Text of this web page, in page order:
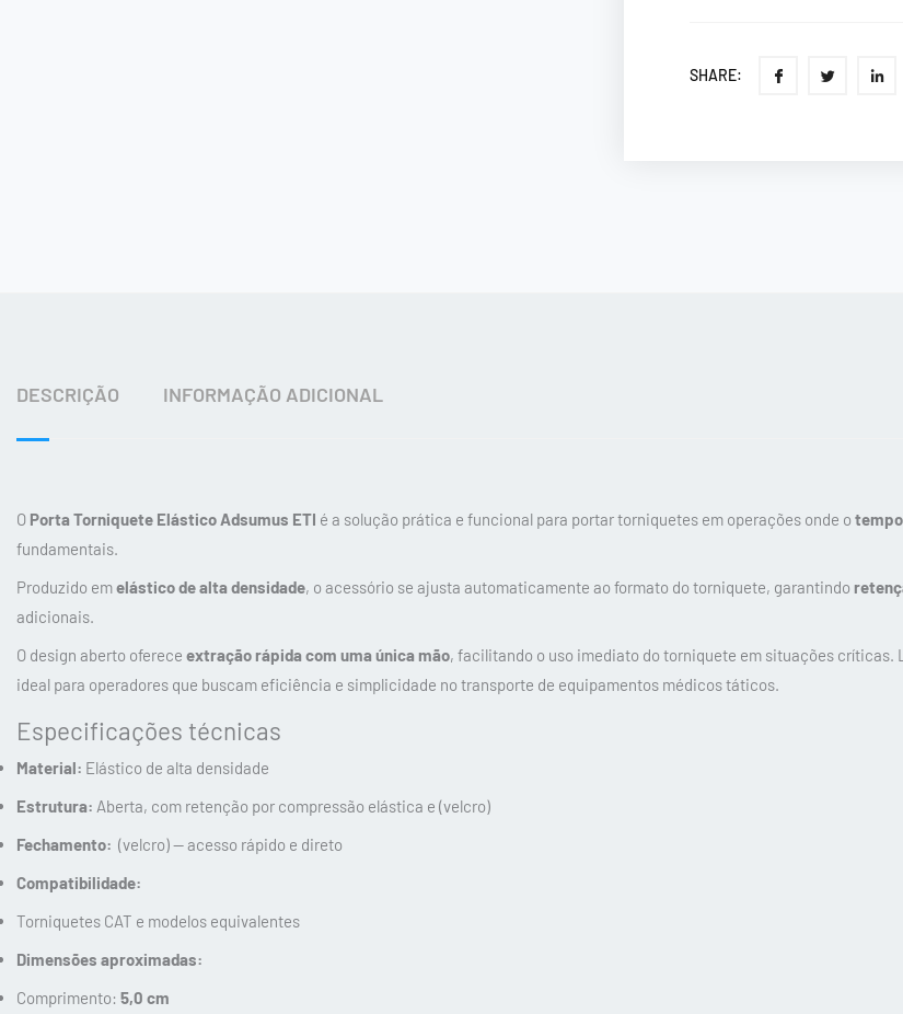
SHARE:
DESCRIÇÃO INFORMAÇÃO ADICIONAL
O Porta Torniquete Elástico Adsumus ETI é a solução prática e funcional para portar torniquetes em operações onde o
fundamentais.
Produzido emelástico de alta densidade, o acessório se ajusta automaticamente ao formato do torniquete, garantindo
adicionais.
O design aberto oferece extração rápida com uma única mão, facilitando o uso imediato do torniquete em situações
ideal para operadores que buscam eficiência e simplicidade no transporte de equipamentos médicos táticos.
Especificações técnicas
Material: Elástico de alta densidade
Estrutura: Aberta, com retenção por compressão elástica e (velcro)
Fechamento: (velcro) — acesso rápido e direto
Compatibilidade:
Torniquetes CAT e modelos equivalentes
Dimensões aproximadas:
Comprimento: 5,0 cm